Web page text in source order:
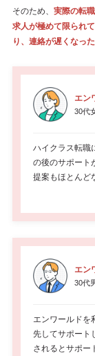
そのため、 実際の転
求人が極めて限られ
り、連絡が遅くなっ
エン
30代
ハイクラス転職
の後のサポート
提案もほとんど
エン
30代
エンワールドを
先してサポート
されるとサポー